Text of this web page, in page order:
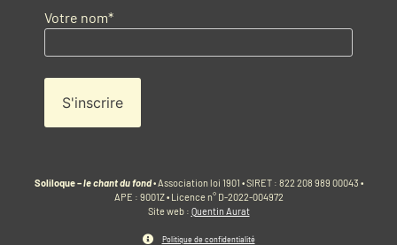
Votre nom*
Soliloque –le chant du fond• Association loi 1901 • SIRET : 822 208 989 00043 •
APE : 9001Z • Licence n° D-2022-004972
Site web : Quentin Aurat
Politique de confidentialité